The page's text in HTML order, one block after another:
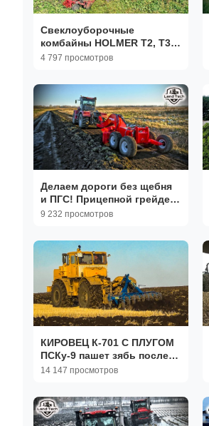
Свеклоуборочные
комбайны HOLMER T2, T3 и
T4-30 на одном поле!
4 797 просмотров
Делаем дороги без щебня
и ПГС! Прицепной грейдер-
планировщик
9 232 просмотров
КИРОВЕЦ К-701 С ПЛУГОМ
ПСКу-9 пашет зябь после
дождей и заморозков.
14 147 просмотров